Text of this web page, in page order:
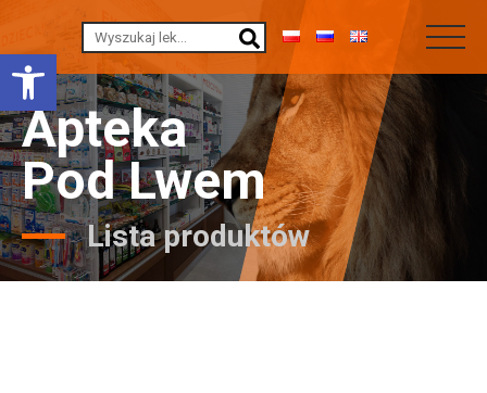
Otwórz pasek narzędzi
Apteka
Pod Lwem
Lista produktów